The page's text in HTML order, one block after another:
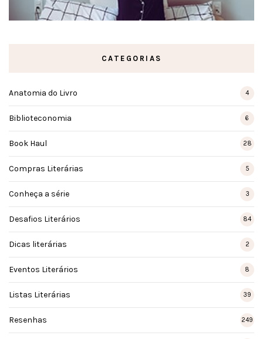
CATEGORIAS
Anatomia do Livro 4
Biblioteconomia 6
Book Haul 28
Compras Literárias 5
Conheça a série 3
Desafios Literários 84
Dicas literárias 2
Eventos Literários 8
Listas Literárias 39
Resenhas 249